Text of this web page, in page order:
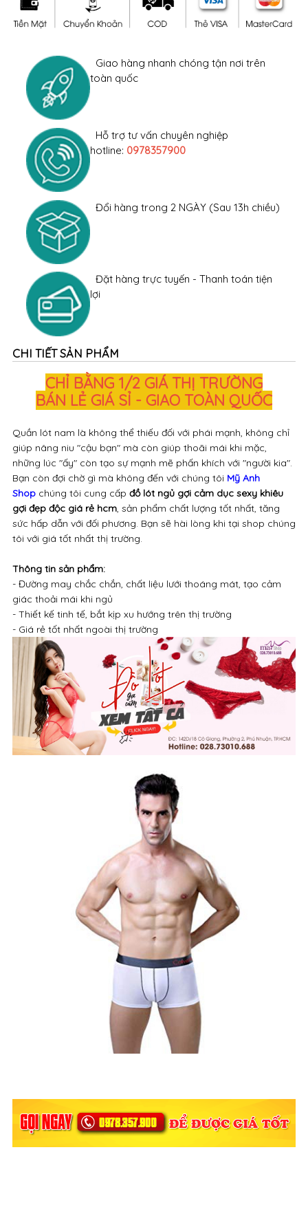
Giao hàng nhanh chóng tận nơi trên
toàn quốc
Hỗ trợ tư vấn chuyên nghiệp
hotline: 0978357900
Đổi hàng trong 2 NGÀY (Sau 13h chiều)
Đặt hàng trực tuyến - Thanh toán tiện
lợi
CHI TIẾT SẢN PHẨM
CHỈ BẰNG 1/2 GIÁ THỊ TRƯỜNG
BÁN LẺ GIÁ SỈ - GIAO TOÀN QUỐC
Quần lót nam là không thể thiếu đối với phái mạnh, không chỉ
giúp nâng niu "cậu bạn" mà còn giúp thoãi mái khi mặc,
những lúc "ấy" còn tạo sự mạnh mẽ phấn khích với "người kia".
Bạn còn đợi chờ gì mà không đến với chúng tôi Mỹ Anh
Shopchúng tôi cung cấp đồ lót ngủ gợi cảm dục sexy khiêu
gợi đẹp độc giá rẻ hcm, sản phẩm chất lượng tốt nhất, tăng
sức hấp dẫn với đối phương. Bạn sẽ hài lòng khi tại shop chúng
tôi với giá tốt nhất thị trường.
Thông tin sản phẩm:
- Đường may chắc chắn, chất liệu lưới thoáng mát, tạo cảm
giác thoải mái khi ngủ
- Thiết kế tinh tế, bắt kịp xu hướng trên thị trường
- Giá rẻ tốt nhất ngoài thị trường